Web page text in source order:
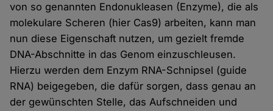
von so genannten Endonukleasen (Enzyme), die als
molekulare Scheren (hier Cas9) arbeiten, kann man
nun diese Eigenschaft nutzen, um gezielt fremde
DNA-Abschnitte in das Genom einzuschleusen.
Hierzu werden dem Enzym RNA-Schnipsel (guide
RNA) beigegeben, die dafür sorgen, dass genau an
der gewünschten Stelle, das Aufschneiden und